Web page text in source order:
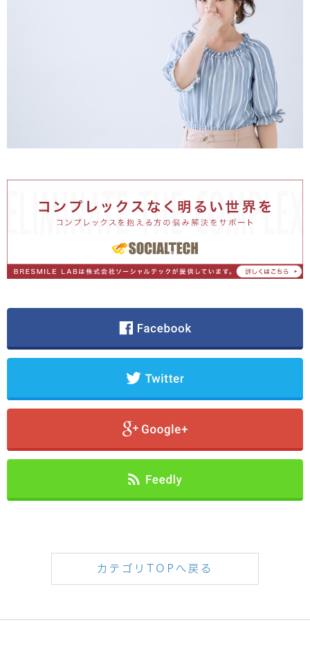
カテゴリTOPへ戻る